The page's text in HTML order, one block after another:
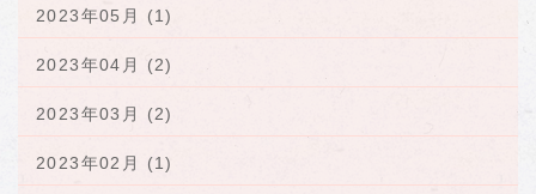
2023年05月 (1)
2023年04月 (2)
2023年03月 (2)
2023年02月 (1)